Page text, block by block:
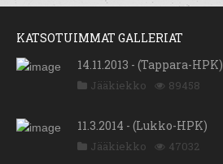
KATSOTUIMMAT GALLERIAT
14.11.2013 - (Tappara-HPK)
Jääkiekko 89458
11.3.2014 - (Lukko-HPK)
Jääkiekko 47032